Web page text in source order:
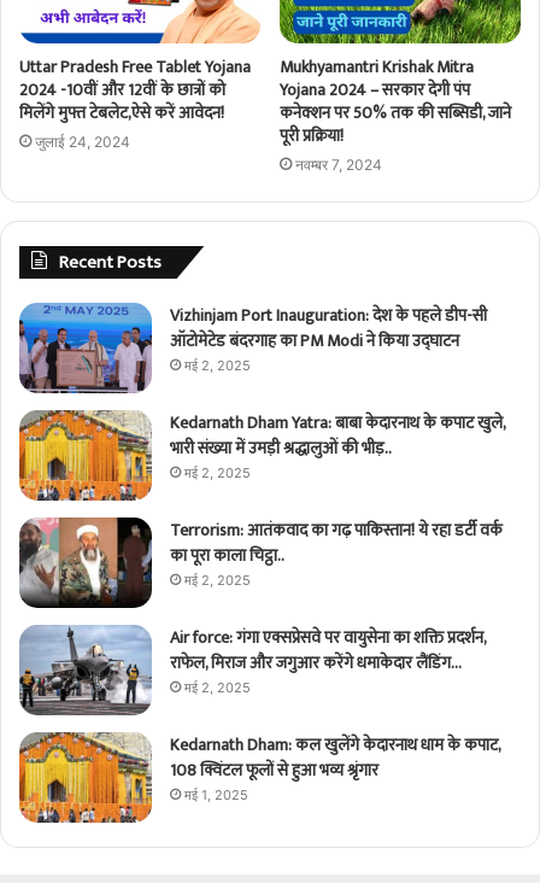
Uttar Pradesh Free Tablet Yojana
2024 -10वीं और 12वीं के छात्रों को
मिलेंगे मुफ्त टेबलेट,ऐसे करें आवेदन!
जुलाई 24, 2024
Mukhyamantri Krishak Mitra
Yojana 2024 – सरकार देगी पंप
कनेक्शन पर 50% तक की सब्सिडी, जाने
पूरी प्रक्रिया!
नवम्बर 7, 2024
Recent Posts
Vizhinjam Port Inauguration: देश के पहले डीप-सी
ऑटोमेटेड बंदरगाह का PM Modi ने किया उद्घाटन
मई 2, 2025
Kedarnath Dham Yatra: बाबा केदारनाथ के कपाट खुले,
भारी संख्या में उमड़ी श्रद्धालुओं की भीड़..
मई 2, 2025
Terrorism: आतंकवाद का गढ़ पाकिस्तान! ये रहा डर्टी वर्क
का पूरा काला चिट्ठा..
मई 2, 2025
Air force: गंगा एक्सप्रेसवे पर वायुसेना का शक्ति प्रदर्शन,
राफेल, मिराज और जगुआर करेंगे धमाकेदार लैंडिंग…
मई 2, 2025
Kedarnath Dham: कल खुलेंगे केदारनाथ धाम के कपाट,
108 क्विंटल फूलों से हुआ भव्य श्रृंगार
मई 1, 2025